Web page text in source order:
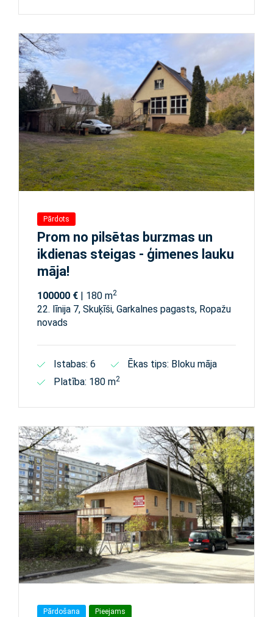
Pārdots
Prom no pilsētas burzmas un
ikdienas steigas - ģimenes lauku
māja!
100000 € | 180 m2
22. līnija 7, Skuķīši, Garkalnes pagasts, Ropažu
novads
Istabas: 6
Ēkas tips: Bloku māja
Platība: 180 m2
Pārdošana Pieejams